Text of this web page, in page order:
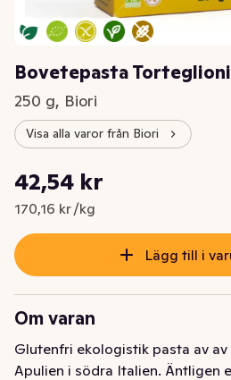
Bovetepasta
250 g, Biori
Visa alla varor från Biori
Nuvarande pris är: 42,54 kr
42,54 kr
170,16 kr /kg
Styckpris: 170,16 kr /kg
Lägg till i
Om varan
Glutenfri ekologistik pasta av
Apulien i södra Italien. Äntligen